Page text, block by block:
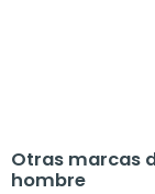
Otras marcas
hombre